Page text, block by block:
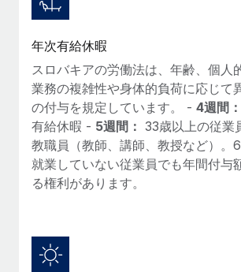
候補者の選考プロセスをシンプルに
Compliance Watchtower
コンプライアンスリスクを先回りして対応
デバイス管理
ITデバイスを世界規模で提供・管理
法人設立
移住・転勤
従業員の異動をスムーズに
Reverse Tech、契約社員管理と給与
と戦略的提携
Reverse Techの概要 健康とウェルネスのスタ
Reverse...
詳細を見る
のか
Weaviateの概要...
サポートを依頼する
すべてのリソースを表示する
ブログ
グローバル給与処理
EORおよびPEO
契約社員管理
ブログを読む
年次有給休暇
スロバキアの労働法は、年齢、個人
業務の複雑性や身体的負荷に応じて
の付与を規定しています。 - 4週間：
有給休暇 - 5週間： 33歳以上の従業
教職員（教師、講師、教授など）。
就業していない従業員でも年間付与
る権利があります。